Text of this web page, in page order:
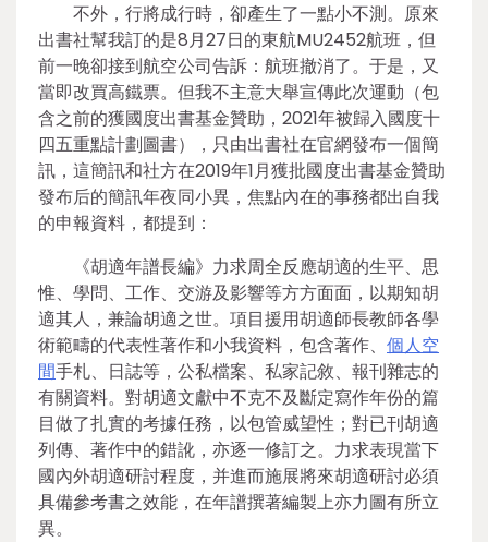
不外，行將成行時，卻產生了一點小不測。原來
出書社幫我訂的是8月27日的東航MU2452航班，但
前一晚卻接到航空公司告訴：航班撤消了。于是，又
當即改買高鐵票。但我不主意大舉宣傳此次運動（包
含之前的獲國度出書基金贊助，2021年被歸入國度十
四五重點計劃圖書），只由出書社在官網發布一個簡
訊，這簡訊和社方在2019年1月獲批國度出書基金贊助
發布后的簡訊年夜同小異，焦點內在的事務都出自我
的申報資料，都提到：
《胡適年譜長編》力求周全反應胡適的生平、思
惟、學問、工作、交游及影響等方方面面，以期知胡
適其人，兼論胡適之世。項目援用胡適師長教師各學
術範疇的代表性著作和小我資料，包含著作、 個人空
間手札、日誌等，公私檔案、私家記敘、報刊雜志的
有關資料。對胡適文獻中不克不及斷定寫作年份的篇
目做了扎實的考據任務，以包管威望性；對已刊胡適
列傳、著作中的錯訛，亦逐一修訂之。力求表現當下
國內外胡適研討程度，并進而施展將來胡適研討必須
具備參考書之效能，在年譜撰著編製上亦力圖有所立
異。